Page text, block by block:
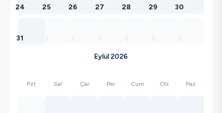
24 25 26 27 28 29 30
31
Eylül 2026
Pzt Sal Çar Per Cum Cts Paz